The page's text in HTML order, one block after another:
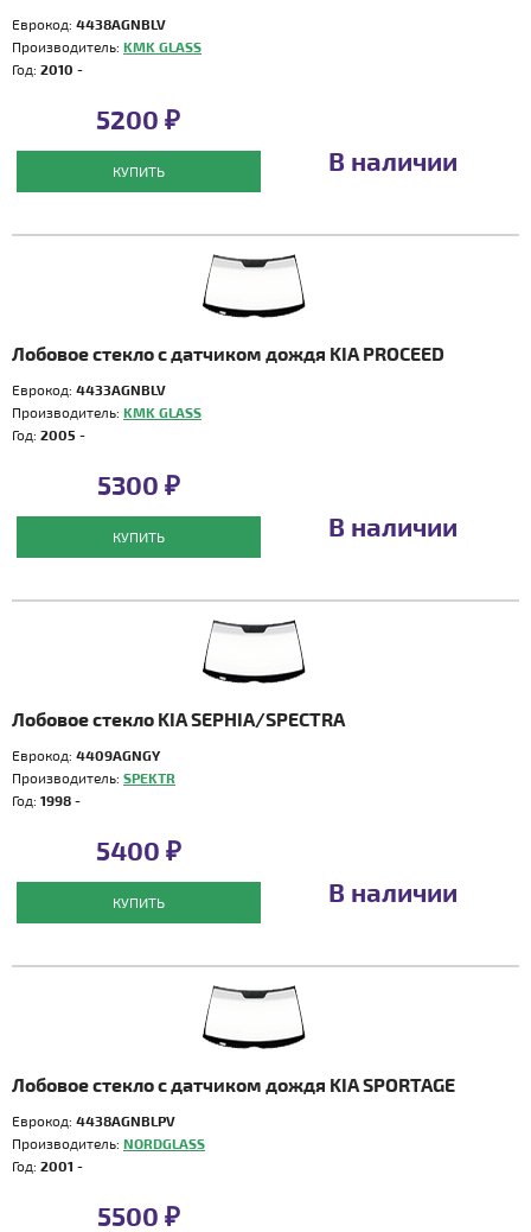
Еврокод: 4438AGNBLV
Производитель: KMK GLASS
Год: 2010 -
5200 ₽
КУПИТЬ В наличии
Лобовое стекло с датчиком дождя KIA PROCEED
Еврокод: 4433AGNBLV
Производитель: KMK GLASS
Год: 2005 -
5300 ₽
КУПИТЬ В наличии
Лобовое стекло KIA SEPHIA/SPECTRA
Еврокод: 4409AGNGY
Производитель: SPEKTR
Год: 1998 -
5400 ₽
КУПИТЬ В наличии
Лобовое стекло с датчиком дождя KIA SPORTAGE
Еврокод: 4438AGNBLPV
Производитель: NORDGLASS
Год: 2001 -
5500 ₽